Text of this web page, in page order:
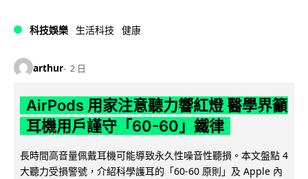
科技娛樂 生活科技 健康
arthur 2 日
AirPods 用家注意聽力響紅燈 醫學界籲
耳機用戶謹守「60-60」鐵律
長時間高音量佩戴耳機可能導致永久性噪音性聽損。本文盤點 4
大聽力受損警號，介紹科學護耳的「60-60 原則」及 Apple 內